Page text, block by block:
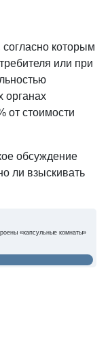
которым
или при
органах
от стоимости
обсуждение
ли взыскивать
«капсульные комнаты»